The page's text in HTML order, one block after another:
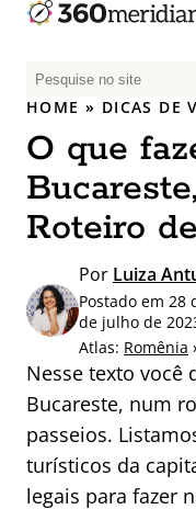
P
e
q
u
i
s
p
o
r
:
HOME » DICAS DE
O que
Roteiro
Por Luiza
Postado em 28
de julho de
Atlas: Romênia
Nesse texto você
Bucareste, num
passeios.
turísticos da
legais para fazer